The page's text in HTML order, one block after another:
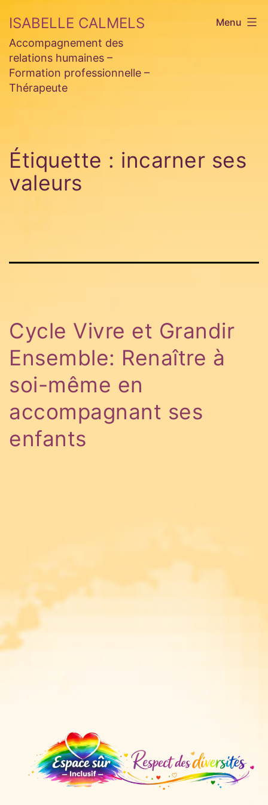
au
contenu
ISABELLE CALMELS
Accompagnement des
relations humaines –
Formation professionnelle –
Thérapeute
Menu
Étiquette : incarner ses
valeurs
Cycle Vivre et Grandir
Ensemble: Renaître à
soi-même en
accompagnant ses
enfants